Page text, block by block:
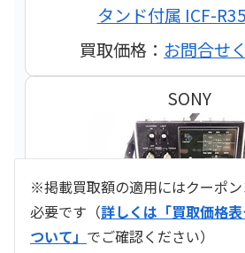
タンド付属 ICF-
買取価格： お問合せ
SONY
※掲載買取額の適用にはクーポ
必要です（詳しくは「買取価格
ついて」 でご確認ください）